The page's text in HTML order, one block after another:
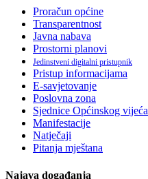
Proračun općine
Transparentnost
Javna nabava
Prostorni planovi
Jedinstveni digitalni pristupnik
Pristup informacijama
E-savjetovanje
Poslovna zona
Sjednice Općinskog vijeća
Manifestacije
Natječaji
Pitanja mještana
Najava događanja